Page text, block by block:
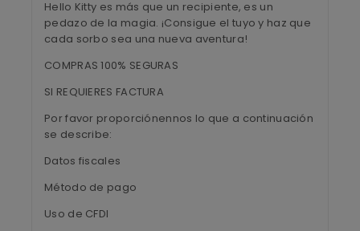
Hello Kitty es más que un recipiente, es un
pedazo de la magia. ¡Consigue el tuyo y haz que
cada sorbo sea una nueva aventura!
COMPRAS 100% SEGURAS
SI REQUIERES FACTURA
Por favor proporciónennos lo que a continuación
se describe:
Datos fiscales
Método de pago
Uso de CFDI